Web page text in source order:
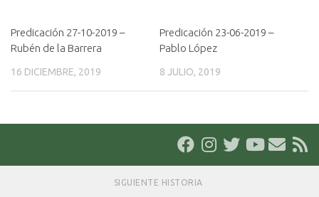
Predicación 27-10-2019 –
Rubén de la Barrera
16 DICIEMBRE, 2019
Predicación 23-06-2019 –
Pablo López
8 JULIO, 2019
SIGUIENTE HISTORIA